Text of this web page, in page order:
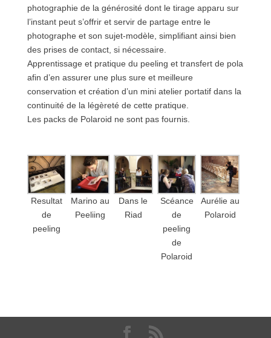
photographie de la générosité dont le tirage apparu sur
l’instant peut s’offrir et servir de partage entre le
photographe et son sujet-modèle, simplifiant ainsi bien
des prises de contact, si nécessaire.
Apprentissage et pratique du peeling et transfert de pola
afin d’en assurer une plus sure et meilleure
conservation et création d’un mini atelier portatif dans la
continuité de la légèreté de cette pratique.
Les packs de Polaroid ne sont pas fournis.
Resultat
de
peeling
Marino au
Peeliing
Dans le
Riad
Scéance
de
peeling
de
Polaroid
Aurélie au
Polaroid